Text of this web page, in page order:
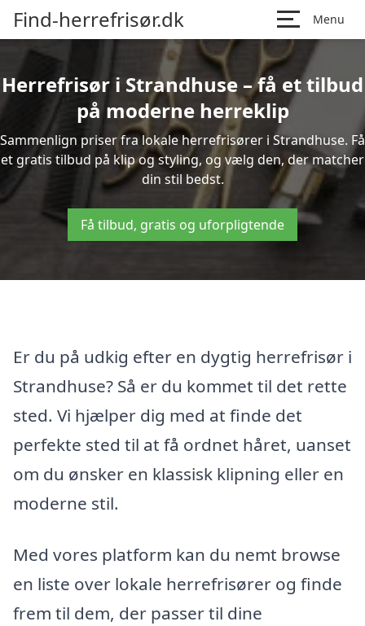
Find-herrefrisør.dk Menu
Herrefrisør i Strandhuse – få et tilbud
på moderne herreklip
Sammenlign priser fra lokale herrefrisører i Strandhuse. Få
et gratis tilbud på klip og styling, og vælg den, der matcher
din stil bedst.
Få tilbud, gratis og uforpligtende
Er du på udkig efter en dygtig herrefrisør i
Strandhuse? Så er du kommet til det rette
sted. Vi hjælper dig med at finde det
perfekte sted til at få ordnet håret, uanset
om du ønsker en klassisk klipning eller en
moderne stil.
Med vores platform kan du nemt browse
en liste over lokale herrefrisører og finde
frem til dem, der passer til dine